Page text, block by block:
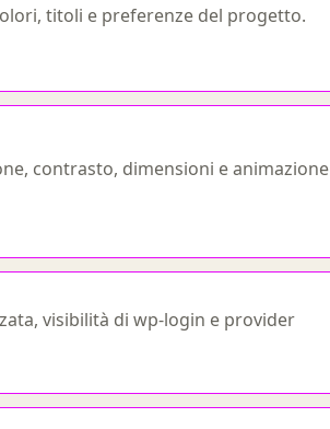
titoli e preferenze del progetto.
contrasto, dimensioni e animazione
visibilità di wp-login e provider